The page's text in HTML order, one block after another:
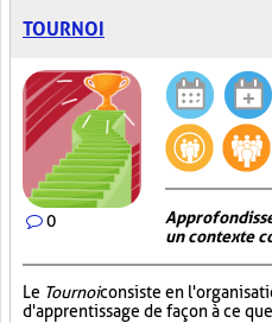
TOURNOI
0
un contexte
Le Tournoiconsiste en
d'apprentissage de façon à ce